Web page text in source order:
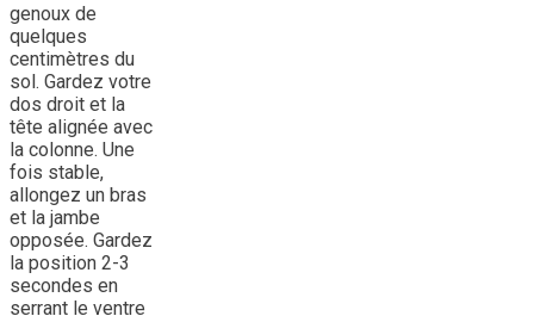
genoux de
quelques
centimètres du
sol. Gardez votre
dos droit et la
tête alignée avec
la colonne. Une
fois stable,
allongez un bras
et la jambe
opposée. Gardez
la position 2-3
secondes en
serrant le ventre